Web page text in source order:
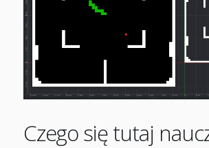
Czego się tutaj